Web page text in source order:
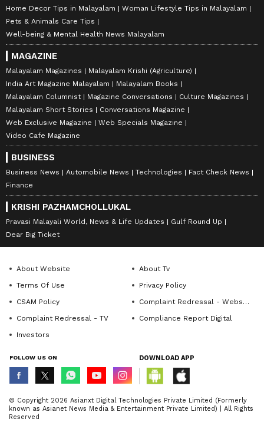
Home Decor Tips in Malayalam
Woman Lifestyle Tips in Malayalam
Pets & Animals Care Tips
Well-being & Mental Health News Malayalam
MAGAZINE
Malayalam Magazines
Malayalam Krishi (Agriculture)
India Art Magazine Malayalam
Malayalam Books
Malayalam Columnist
Magazine Conversations
Culture Magazines
Malayalam Short Stories
Conversations Magazine
Web Exclusive Magazine
Web Specials Magazine
Video Cafe Magazine
BUSINESS
Business News Automobile News Technologies
Fact Check News
Finance
KRISHI PAZHAMCHOLLUKAL
Pravasi Malayali World, News & Life Updates
Gulf Round Up
Dear Big Ticket
About Website
About Tv
Terms Of Use
Privacy Policy
CSAM Policy
Complaint Redressal - Website
Complaint Redressal - TV
Compliance Report Digital
Investors
FOLLOW US ON DOWNLOAD APP
© Copyright 2026 Asianxt Digital Technologies Private Limited (Formerly
known as Asianet News Media & Entertainment Private Limited) | All Rights
Reserved